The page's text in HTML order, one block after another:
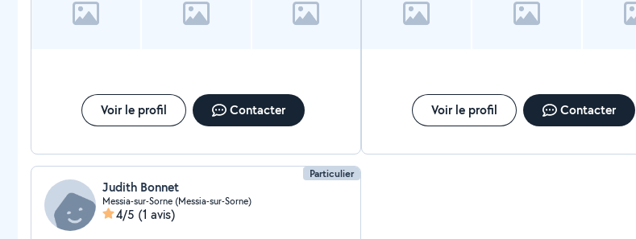
Voir le profil Contacter Voir le profil Contacter
Particulier
Judith Bonnet
Messia-sur-Sorne (Messia-sur-Sorne)
4/5 (1 avis)